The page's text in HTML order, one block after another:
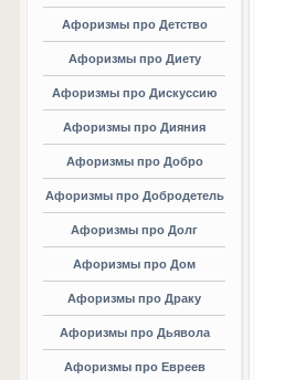
Афоризмы про Детство
Афоризмы про Диету
Афоризмы про Дискуссию
Афоризмы про Дияния
Афоризмы про Добро
Афоризмы про Добродетель
Афоризмы про Долг
Афоризмы про Дом
Афоризмы про Драку
Афоризмы про Дьявола
Афоризмы про Евреев